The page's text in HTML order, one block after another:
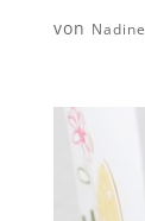
von Nadine